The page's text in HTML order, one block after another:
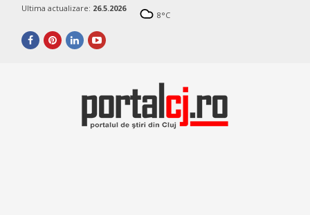
Ultima actualizare: 26.5.2026
8°C